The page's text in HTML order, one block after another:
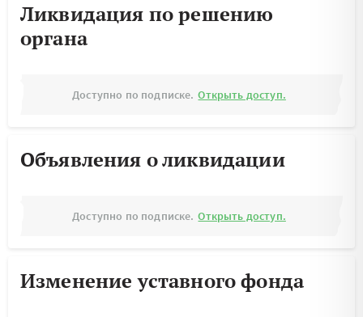
Ликвидация по решению
органа
Доступно по подписке. Открыть доступ.
Объявления о ликвидации
Доступно по подписке. Открыть доступ.
Изменение уставного фонда